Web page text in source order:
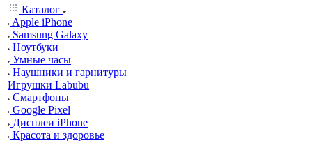
Каталог
Apple iPhone
Samsung Galaxy
Ноутбуки
Умные часы
Наушники и гарнитуры
Игрушки Labubu
Смартфоны
Google Pixel
Дисплеи iPhone
Красота и здоровье